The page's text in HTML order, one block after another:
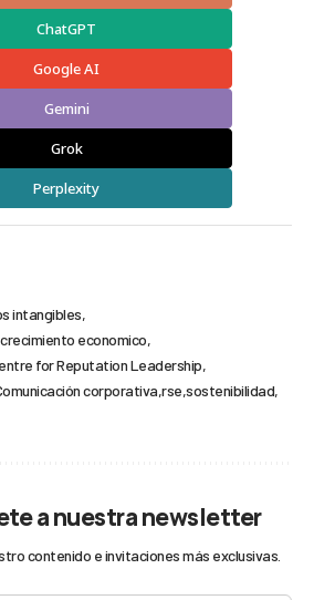
ChatGPT
Google AI
Gemini
Grok
Perplexity
intangibles
economico
for Reputation Leadership
corporativa rse sostenibilidad
a nuestra newsletter
contenido e invitaciones más exclusivas.